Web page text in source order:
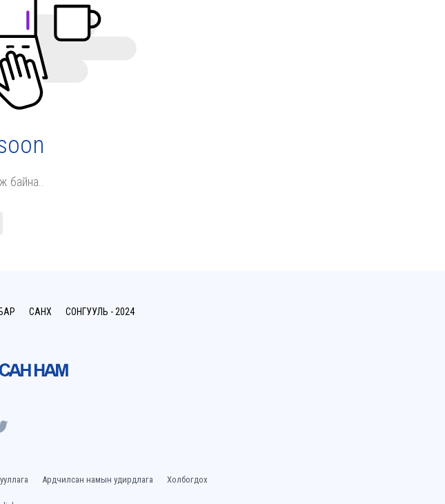
байна..
САНХҮҮ СОНГУУЛЬ - 2024
Ардчилсан намын удирдлага Холбогдох